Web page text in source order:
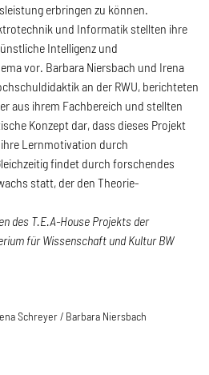
erbringen zu können.
und Informatik stellten ihre
Intelligenz und
vor. Barbara Niersbach und Irena
an der RWU, berichteten
aus ihrem Fachbereich und stellten
Konzept dar, dass dieses Projekt
Lernmotivation durch
findet durch forschendes
statt, der den Theorie-
des T.E.A-House Projekts der
für Wissenschaft und Kultur BW
Schreyer / Barbara Niersbach